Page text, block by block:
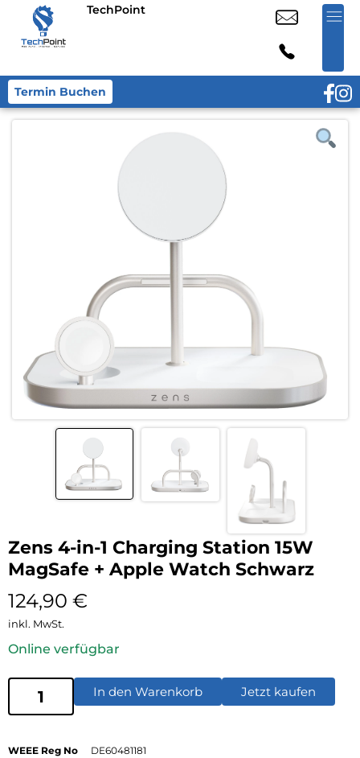
TechPoint
Termin Buchen
Zens 4-in-1 Charging Station 15W
MagSafe + Apple Watch Schwarz
124,90 €
inkl. MwSt.
Online verfügbar
In den Warenkorb Jetzt kaufen
WEEE Reg No
DE60481181